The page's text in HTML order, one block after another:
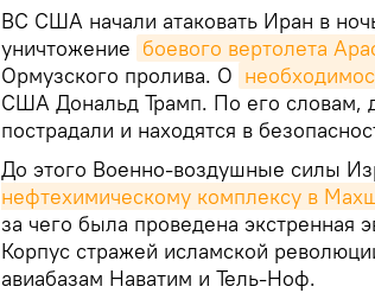
ВС США начали атаковать Иран в
уничтожение боевого вертолета
Ормузского пролива. О
США Дональд Трамп. По его словам,
пострадали и находятся в
До этого Военно-воздушные силы
нефтехимическому комплексу в
за чего была проведена экстренная
Корпус стражей исламской
авиабазам Наватим и Тель-Ноф.